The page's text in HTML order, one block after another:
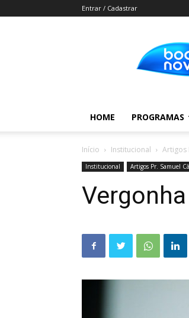
Entrar / Cadastrar
HOME PROGRAMAS
Início Institucional Artigos
Institucional Artigos Pr. Samuel